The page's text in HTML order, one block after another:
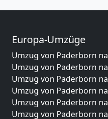
Europa-Umzüge
Umzug von Paderborn
Umzug von Paderborn
Umzug von Paderborn
Umzug von Paderborn
Umzug von Paderborn
Umzug von Paderborn